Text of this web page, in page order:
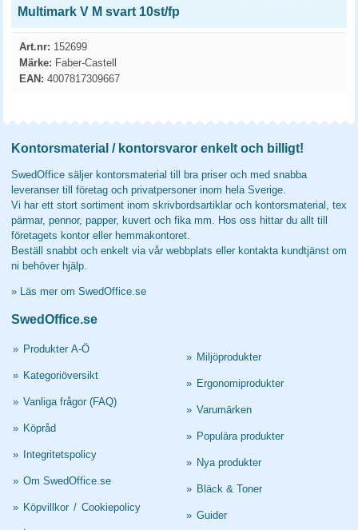
Multimark V M svart 10st/fp
Art.nr: 152699
Märke: Faber-Castell
EAN: 4007817309667
Kontorsmaterial / kontorsvaror enkelt och billigt!
SwedOffice säljer kontorsmaterial till bra priser och med snabba
leveranser till företag och privatpersoner inom hela Sverige.
Vi har ett stort sortiment inom skrivbordsartiklar och kontorsmaterial, tex
pärmar, pennor, papper, kuvert och fika mm. Hos oss hittar du allt till
företagets kontor eller hemmakontoret.
Beställ snabbt och enkelt via vår webbplats eller kontakta kundtjänst om
ni behöver hjälp.
» Läs mer om SwedOffice.se
SwedOffice.se
» Produkter A-Ö
» Kategoriöversikt
» Vanliga frågor (FAQ)
» Köpråd
» Integritetspolicy
» Om SwedOffice.se
» Köpvillkor / Cookiepolicy
» Miljöprodukter
» Ergonomiprodukter
» Varumärken
» Populära produkter
» Nya produkter
» Bläck & Toner
» Guider